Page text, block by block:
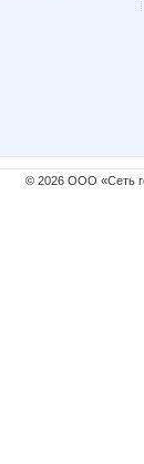
© 2026 ООО «Сеть